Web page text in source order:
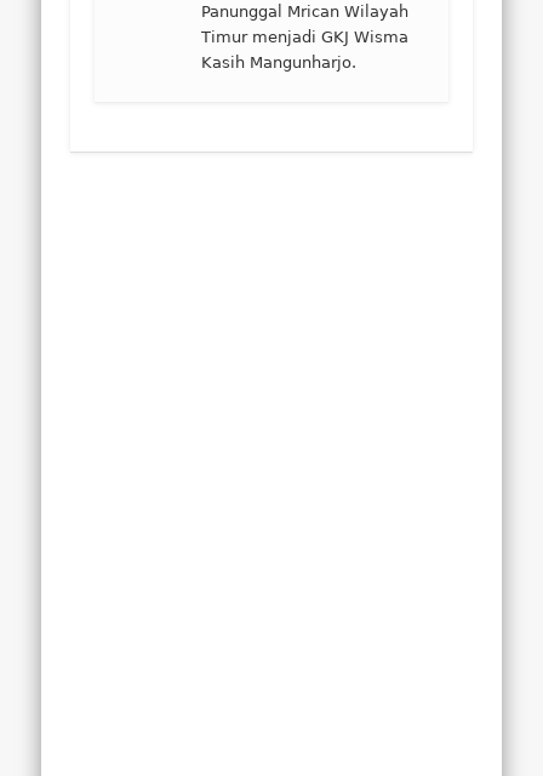
Panunggal Mrican Wilayah
Timur menjadi GKJ Wisma
Kasih Mangunharjo.